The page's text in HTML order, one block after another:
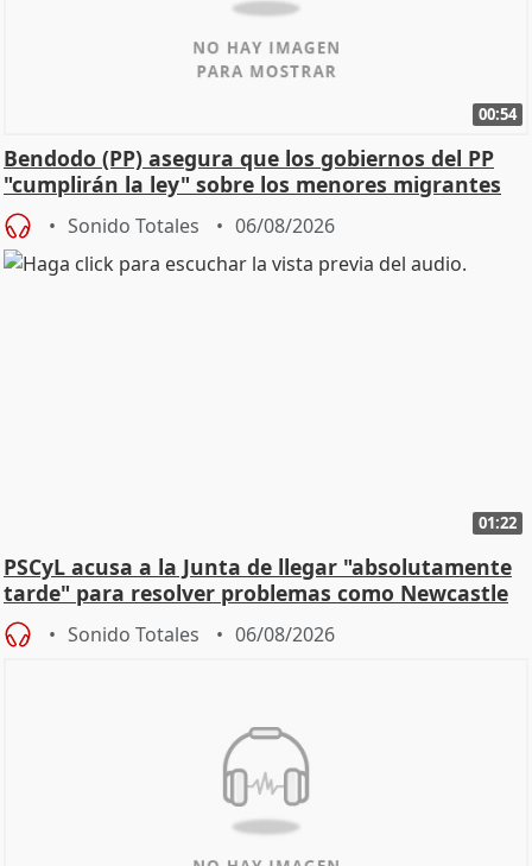
00:54
Bendodo (PP) asegura que los gobiernos del PP
"cumplirán la ley" sobre los menores migrantes
Sonido Totales 06/08/2026
01:22
PSCyL acusa a la Junta de llegar "absolutamente
tarde" para resolver problemas como Newcastle
Sonido Totales 06/08/2026